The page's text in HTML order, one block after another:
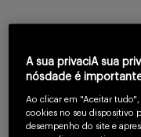
Serviços
Para
um
A sua privaciA sua
nósdade é
Ao clicar em "Aceitar
cookies no seu dispositivo
desempenho do site e